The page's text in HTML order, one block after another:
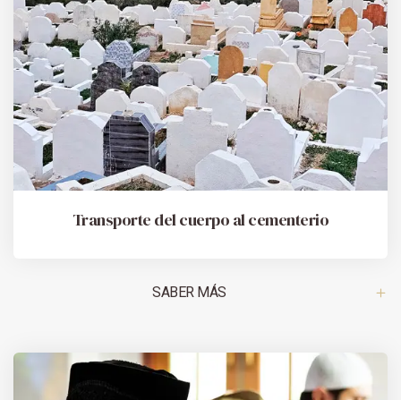
Transporte del cuerpo al cementerio
SABER MÁS